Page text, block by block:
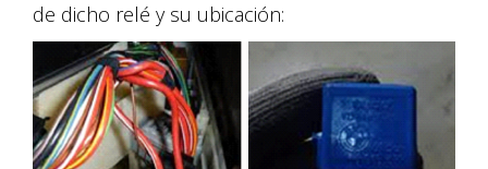
de dicho relé y su ubicación: